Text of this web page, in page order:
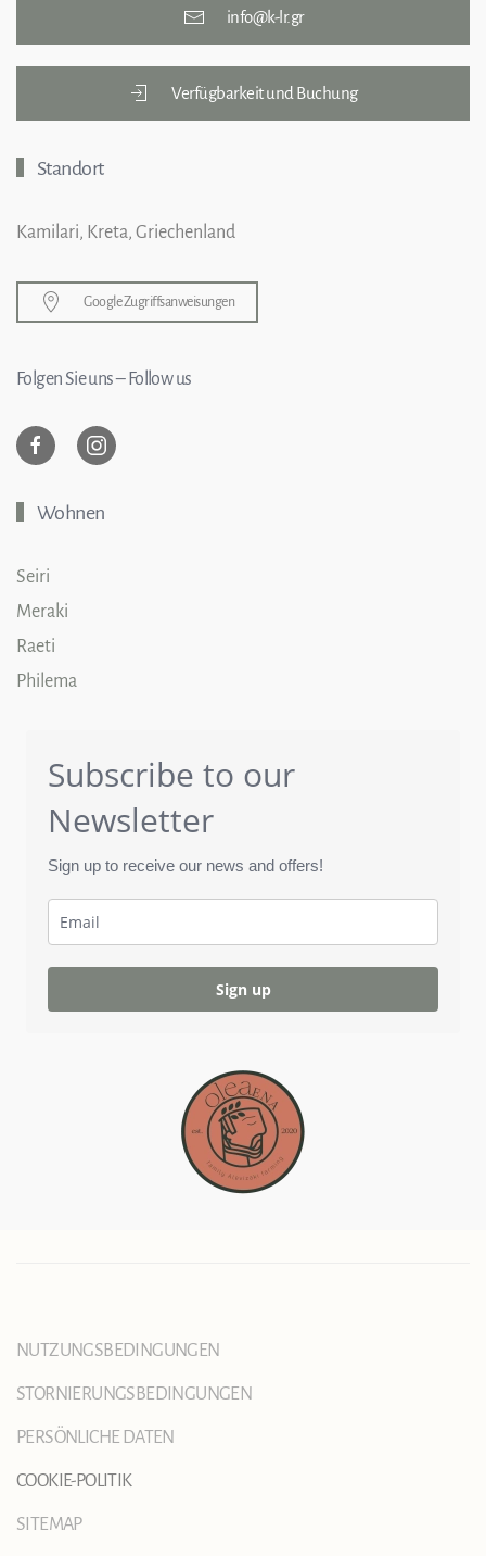
info@k-lr.gr
Verfügbarkeit und Buchung
Standort
Kamilari, Kreta, Griechenland
Google Zugriffsanweisungen
Folgen Sie uns – Follow us
Wohnen
Seiri
Meraki
Raeti
Philema
Subscribe to our
Newsletter
Sign up to receive our news and offers!
Sign up
NUTZUNGSBEDINGUNGEN
STORNIERUNGSBEDINGUNGEN
PERSÖNLICHE DATEN
COOKIE-POLITIK
SITEMAP